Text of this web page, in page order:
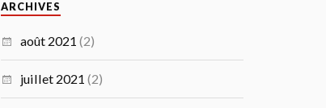
ARCHIVES
août 2021 (2)
juillet 2021 (2)